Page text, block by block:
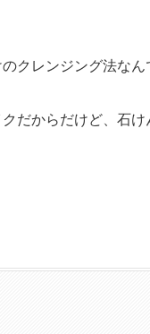
クレンジング法なん
だからだけど、石